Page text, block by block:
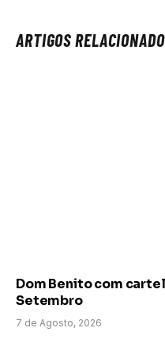
ARTIGOS
Dom Benito com
Setembro
7 de Agosto, 2026